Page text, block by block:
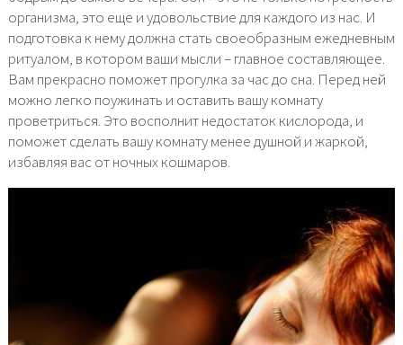
организма, это еще и удовольствие для каждого из нас. И
подготовка к нему должна стать своеобразным ежедневным
ритуалом, в котором ваши мысли – главное составляющее.
Вам прекрасно поможет прогулка за час до сна. Перед ней
можно легко поужинать и оставить вашу комнату
проветриться. Это восполнит недостаток кислорода, и
поможет сделать вашу комнату менее душной и жаркой,
избавляя вас от ночных кошмаров.